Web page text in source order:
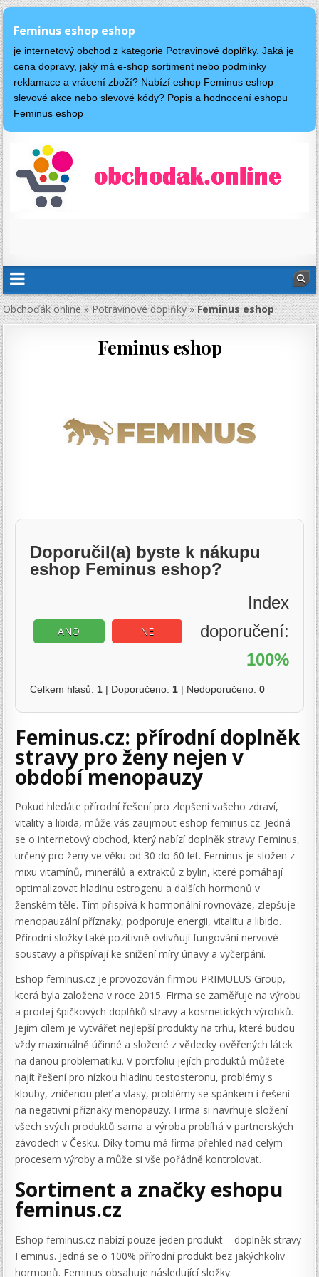
Feminus eshop eshop
je internetový obchod z kategorie Potravinové doplňky. Jaká je
cena dopravy, jaký má e-shop sortiment nebo podmínky
reklamace a vrácení zboží? Nabízí eshop Feminus eshop
slevové akce nebo slevové kódy? Popis a hodnocení eshopu
Feminus eshop
Obchoďák online»Potravinové doplňky»Feminus eshop
Feminus eshop
Doporučil(a) byste k nákupu
eshop Feminus eshop?
ANO NE
Index
doporučení:
100%
Celkem hlasů: 1 | Doporučeno: 1 | Nedoporučeno:0
Feminus.cz: přírodní doplněk
stravy pro ženy nejen v
období menopauzy
Pokud hledáte přírodní řešení pro zlepšení vašeho zdraví,
vitality a libida, může vás zaujmout eshop feminus.cz. Jedná
se o internetový obchod, který nabízí doplněk stravy Feminus,
určený pro ženy ve věku od 30 do 60 let. Feminus je složen z
mixu vitamínů, minerálů a extraktů z bylin, které pomáhají
optimalizovat hladinu estrogenu a dalších hormonů v
ženském těle. Tím přispívá k hormonální rovnováze, zlepšuje
menopauzální příznaky, podporuje energii, vitalitu a libido.
Přírodní složky také pozitivně ovlivňují fungování nervové
soustavy a přispívají ke snížení míry únavy a vyčerpání.
Eshop feminus.cz je provozován firmou PRIMULUS Group,
která byla založena v roce 2015. Firma se zaměřuje na výrobu
a prodej špičkových doplňků stravy a kosmetických výrobků.
Jejím cílem je vytvářet nejlepší produkty na trhu, které budou
vždy maximálně účinné a složené z vědecky ověřených látek
na danou problematiku. V portfoliu jejích produktů můžete
najít řešení pro nízkou hladinu testosteronu, problémy s
klouby, zničenou pleť a vlasy, problémy se spánkem i řešení
na negativní příznaky menopauzy. Firma si navrhuje složení
všech svých produktů sama a výroba probíhá v partnerských
závodech v Česku. Díky tomu má firma přehled nad celým
procesem výroby a může si vše pořádně kontrolovat.
Sortiment a značky eshopu
feminus.cz
Eshop feminus.cz nabízí pouze jeden produkt – doplněk stravy
Feminus. Jedná se o 100% přírodní produkt bez jakýchkoliv
hormonů. Feminus obsahuje následující složky: